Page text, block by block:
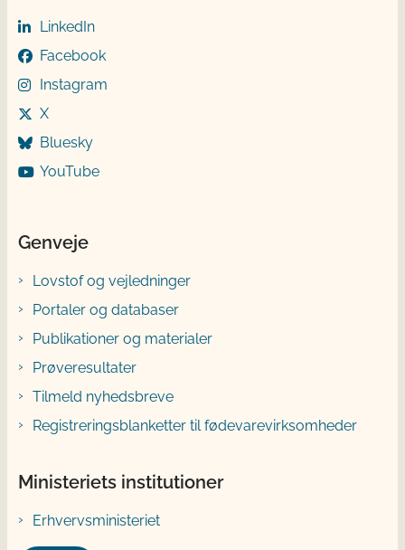
LinkedIn
Facebook
Instagram
X
Bluesky
YouTube
Genveje
Lovstof og vejledninger
Portaler og databaser
Publikationer og materialer
Prøveresultater
Tilmeld nyhedsbreve
Registreringsblanketter til fødevarevirksomheder
Ministeriets institutioner
Erhvervsministeriet